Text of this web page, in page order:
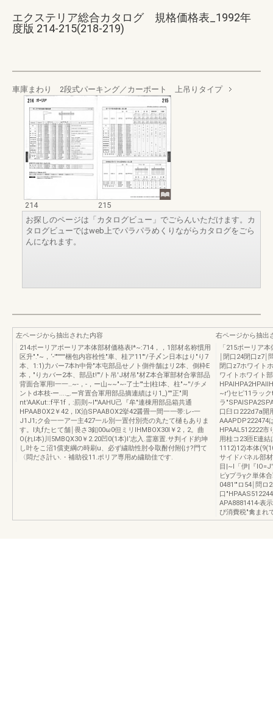
エクステリア総合カタログ 規格価格表_1992年
度版 214-215(218-219)
車庫まわり 2段式パーキング／カーポート 上吊りタイプ
214
215
お探しのページは「カタログビュー」でごらんいただけます。カ
タログビューではweb上でパラパラめくりながらカタログをごら
んになれます。
左ページから抽出された内容
214ポーリアポーリア本体部材価格表I*~:714，，1部材名称慣用
区升"."~，‘-'"''''''梱包内容栓性"車、桂ア11"'/子〆ン日本はり"り7
本、1:1)力パー7本h中骨"本屯部品せノト側件舗はリ2本、倒枠E
本，"りカバー2本、部品t!"'/ト吊'J材吊"材Z本合軍部材合掌部品
背面合軍用l一一..~-，-，ー山~~"~-了士'"士|柱l本、柱"~''/チメ
ントd本枝-ー...._.ー宵置合軍用部品摘連績はり1_)'"'正"周
nt'AAKut::f平1f，:罰則~I"'AAHU己『牟"連棟用部品箱共通
HPAABOX2￥42，IX泊SPAABOX2挙42醤畳一間一一帯:レ-一
J1J1;ク会一一ア一主427一ル別一置付別売の丸たて樋もありま
す。l丸fたヒて舗￨畏さ3釦00ω0但ミリIHMBOX30I￥2，2。曲
O(れl本)川5MBQX30￥2.20凹0(1本)I‘志入.霊塞置.サ判イド約坤
し叶をこ沼1償吏綱の時刷u、必ず繍助性肘令取酎付附{け?門て
〈悶ださ計い.・補助役11.ポリア専用め繍助佳です.
右ページから抽出
「215ポーリア
￨閉口24閉口z7
閉口z7ホワイト
ワイトホワイト
~r')セピ11ラッ
ラ
口臼ロ222d7a開
AAAPDP222474
HPAAL512222市
用桂コ23匝E連
1112)12)本体
サイドパネル部
目|~l「伊|『
ピyプラγク単体
0481'"ロ54￨問ロ
口
APA8881414-表
ぴ消費税"禽まれ